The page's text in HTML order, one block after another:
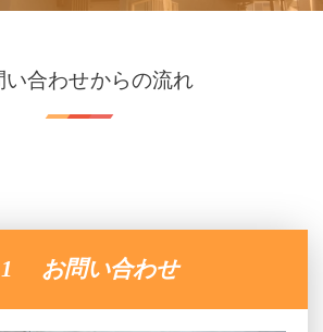
い合わせからの流れ
1 お問い合わせ